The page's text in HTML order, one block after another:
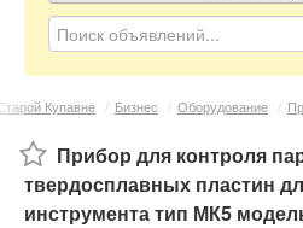
Купавне / Бизнес / Оборудование /
Прибор для контроля
твердосплавных пластин
инструмента тип МК5